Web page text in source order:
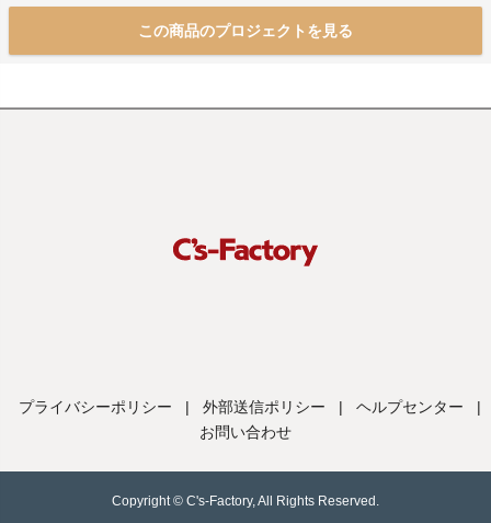
この商品のプロジェクトを見る
プライバシーポリシー | 外部送信ポリシー | ヘルプセンター
|
お問い合わせ
Copyright © C's-Factory, All Rights Reserved.